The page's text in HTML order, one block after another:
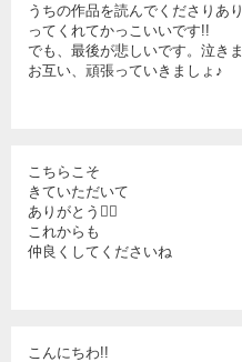
うちの作品を読んでくださりあ
ってくれてかっこいいです!!
でも、最後が悲しいです。泣きま
お互い、頑張っていきましょ♪
こちらこそ
きていただいて
ありがとう
これからも
仲良くしてくださいね
こんにちわ!!